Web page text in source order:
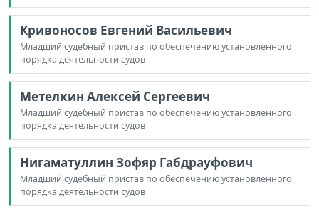
Кривоносов Евгений Васильевич
Младший судебный пристав по обеспечению установленного
порядка деятельности судов
Метелкин Алексей Сергеевич
Младший судебный пристав по обеспечению установленного
порядка деятельности судов
Нигаматуллин Зофяр Габдрауфович
Младший судебный пристав по обеспечению установленного
порядка деятельности судов